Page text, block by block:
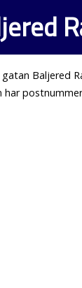
Baljered
har